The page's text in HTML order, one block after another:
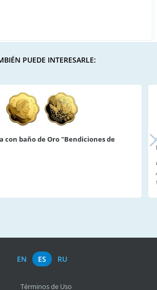
PUEDE INTERESARLE:
con baño de Oro "Bendiciones de
EN ES RU
Términos de Uso